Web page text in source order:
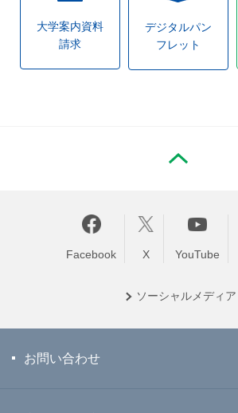
大学案内資料
請求
デジタルパン
フレット
Facebook X YouTube
ソーシャル メディア
お問い合わせ